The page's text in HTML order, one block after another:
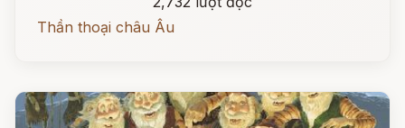
Thần thoại châu Âu